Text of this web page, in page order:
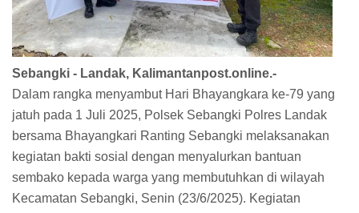
Sebangki - Landak, Kalimantanpost.online.-
Dalam rangka menyambut Hari Bhayangkara ke-79 yang
jatuh pada 1 Juli 2025, Polsek Sebangki Polres Landak
bersama Bhayangkari Ranting Sebangki melaksanakan
kegiatan bakti sosial dengan menyalurkan bantuan
sembako kepada warga yang membutuhkan di wilayah
Kecamatan Sebangki, Senin (23/6/2025). Kegiatan